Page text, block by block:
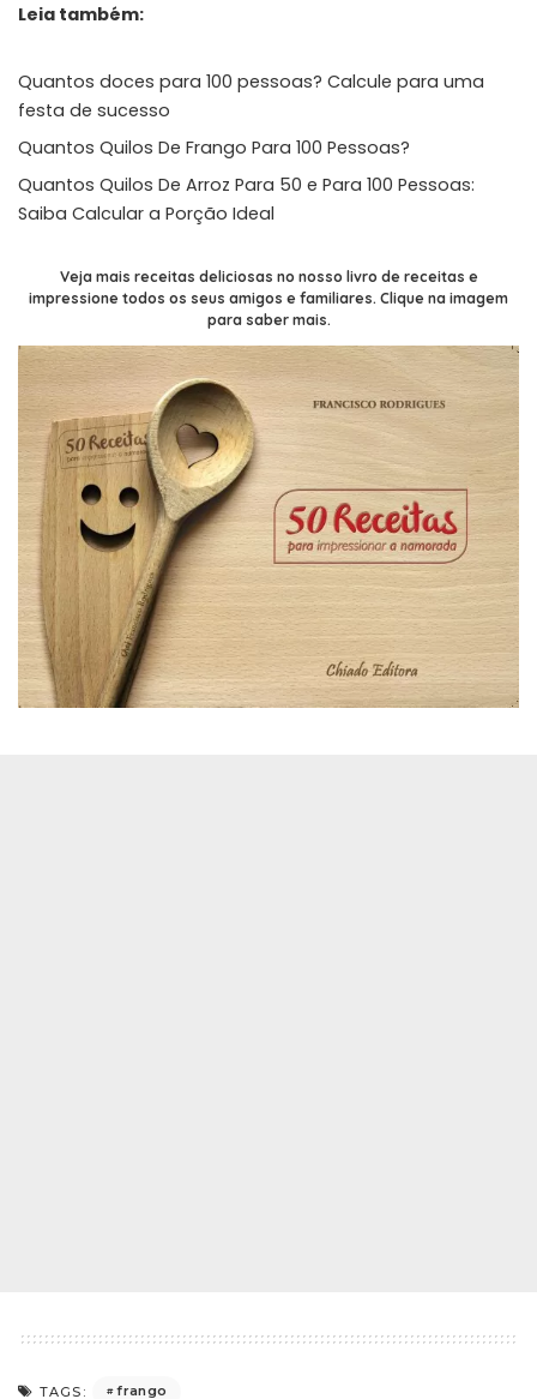
Leia também:
Quantos doces para 100 pessoas? Calcule para uma
festa de sucesso
Quantos Quilos De Frango Para 100 Pessoas?
Quantos Quilos De Arroz Para 50 e Para 100 Pessoas:
Saiba Calcular a Porção Ideal
Veja mais receitas deliciosas no nosso livro de receitas e
impressione todos os seus amigos e familiares. Clique na imagem
para saber mais.
TAGS: frango